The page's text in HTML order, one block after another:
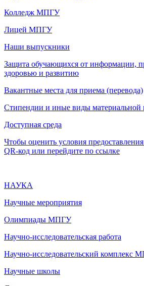
Колледж МПГУ
Лицей МПГУ
Наши выпускники
Защита обучающихся от информации,
здоровью и развитию
Вакантные места для приема (перевода)
Стипендии и иные виды материальной
Доступная среда
Чтобы оценить условия
QR-код или перейдите по ссылке
НАУКА
Научные мероприятия
Олимпиады МПГУ
Научно-исследовательская работа
Научно-исследовательский
Научные школы